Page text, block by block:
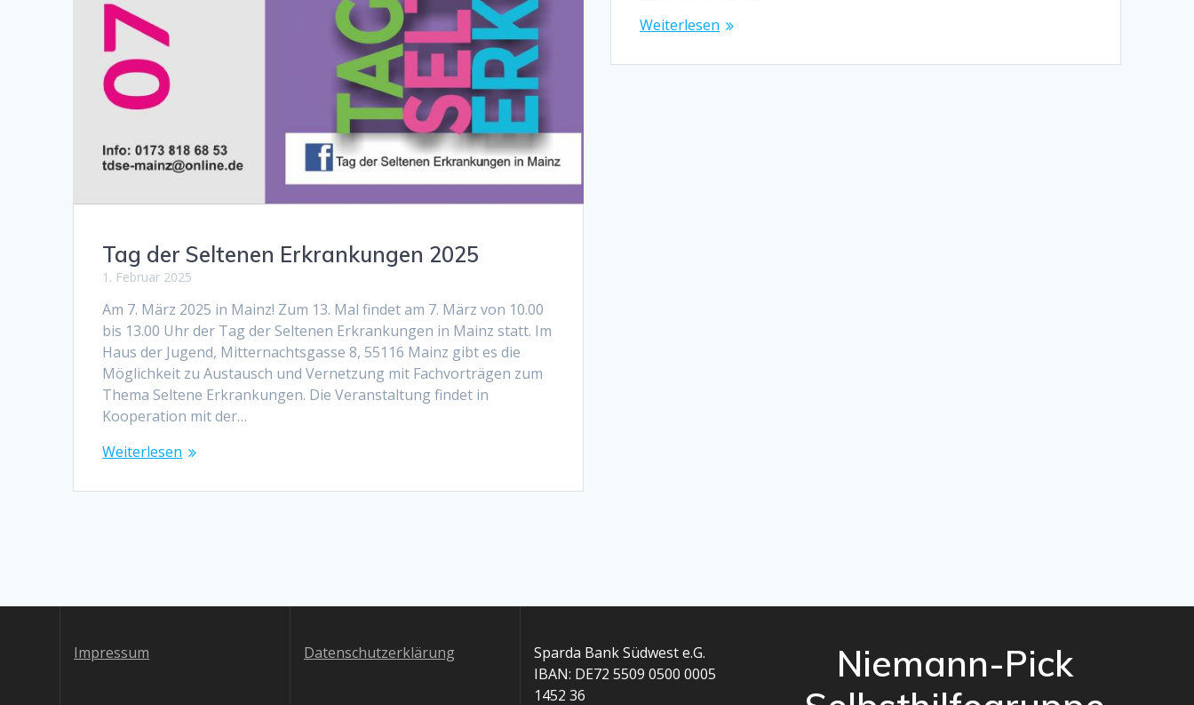
Tag der Seltenen Erkrankungen 2025
1. Februar 2025
Am 7. März 2025 in Mainz! Zum 13. Mal findet am 7. März von 10.00
bis 13.00 Uhr der Tag der Seltenen Erkrankungen in Mainz statt. Im
Haus der Jugend, Mitternachtsgasse 8, 55116 Mainz gibt es die
Möglichkeit zu Austausch und Vernetzung mit Fachvorträgen zum
Thema Seltene Erkrankungen. Die Veranstaltung findet in
Kooperation mit der…
Weiterlesen
Weiterlesen
Impressum Datenschutzerklärung
Sparda Bank Südwest e.G.
IBAN: DE72 5509 0500 0005
1452 36
Niemann-Pick